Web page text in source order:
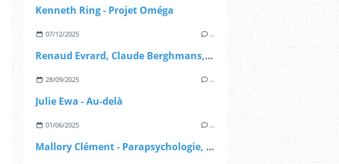
Kenneth Ring - Projet Oméga
07/12/2025 …
Renaud Evrard, Claude Berghmans, Paul-Louis Rabeyron - Grand manuel de parapsychologie scientifique
28/09/2025 …
Julie Ewa - Au-delà
01/06/2025 …
Mallory Clément - Parapsychologie, démystifier le pseudo-scepticisme